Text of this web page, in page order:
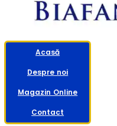
Acasă
Despre noi
Magazin Online
Contact